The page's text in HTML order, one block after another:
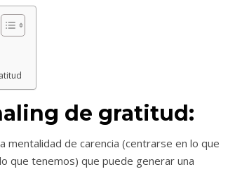
de gratitud:
mentalidad de carencia (centrarse en lo que
que tenemos) que puede generar una